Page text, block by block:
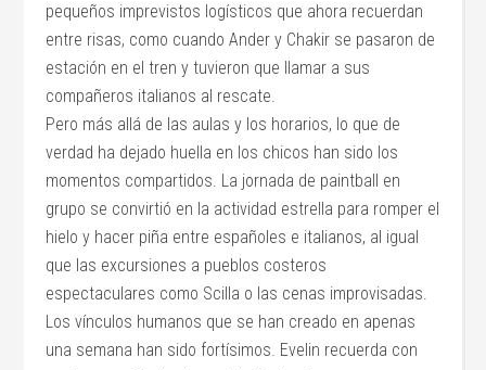
pequeños imprevistos logísticos que ahora recuerdan
entre risas, como cuando Ander y Chakir se pasaron de
estación en el tren y tuvieron que llamar a sus
compañeros italianos al rescate.
Pero más allá de las aulas y los horarios, lo que de
verdad ha dejado huella en los chicos han sido los
momentos compartidos. La jornada de paintball en
grupo se convirtió en la actividad estrella para romper el
hielo y hacer piña entre españoles e italianos, al igual
que las excursiones a pueblos costeros
espectaculares como Scilla o las cenas improvisadas.
Los vínculos humanos que se han creado en apenas
una semana han sido fortísimos. Evelin recuerda con